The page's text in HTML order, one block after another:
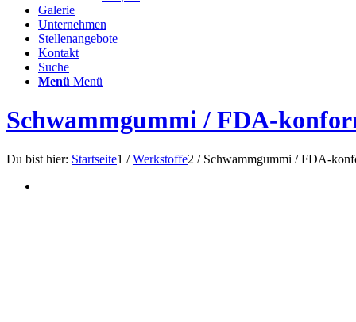
Galerie
Unternehmen
Stellenangebote
Kontakt
Suche
Menü Menü
Schwammgummi / FDA-
Du bist hier: Startseite1 / Werkstoffe2 / Schwammgummi / FDA-